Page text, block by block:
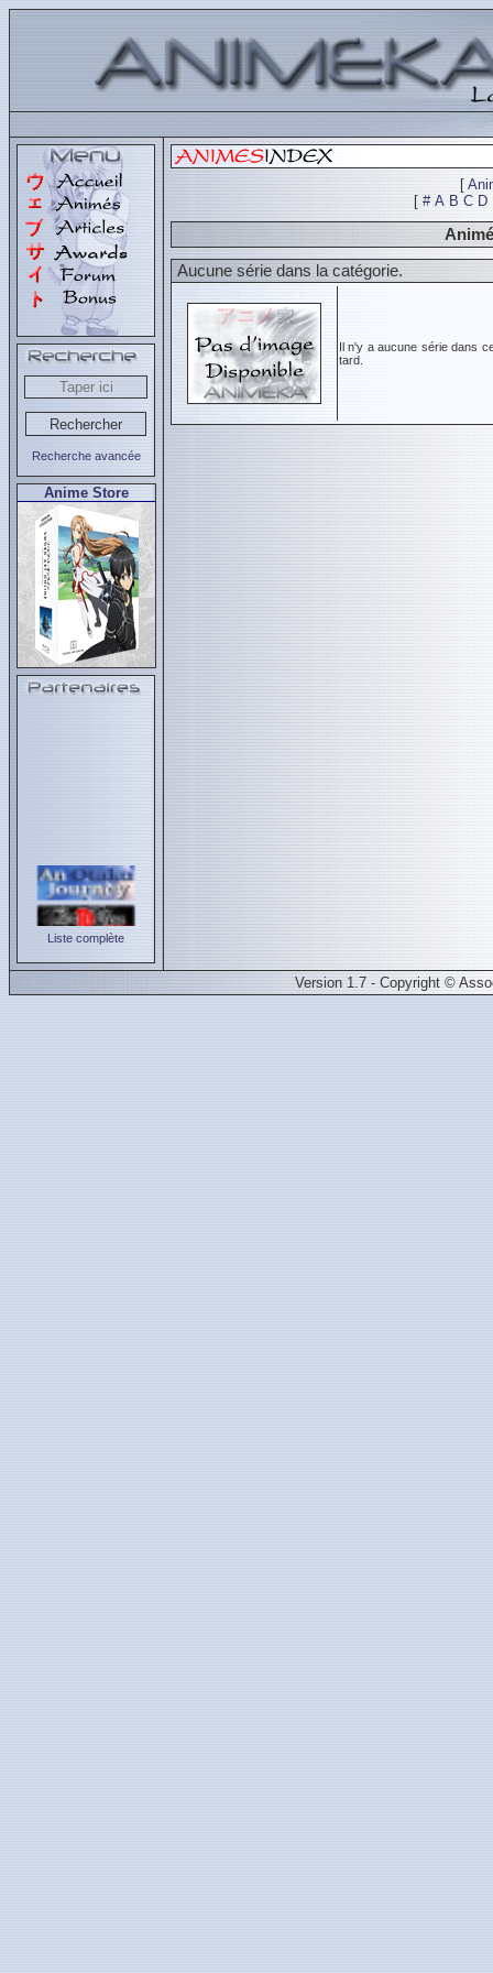
Recherche avancée
Anime Store
Liste complète
[
[ # A B C D
Aucune série dans la catégorie.
Il n'y a aucune série dans
tard.
Version 1.7 - Copyright ©